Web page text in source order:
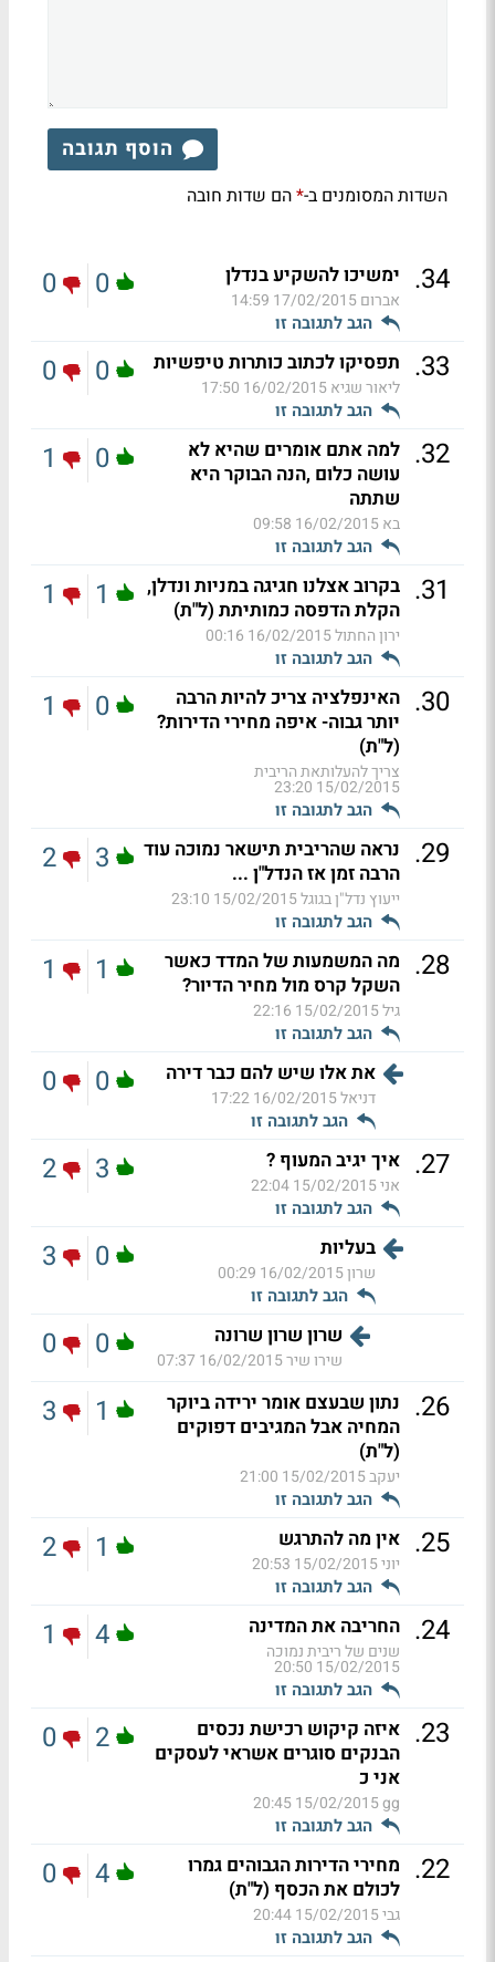
הוסף תגובה
השדות המסומנים ב-*הם שדות חובה
34
. ימשיכו להשקיע בנדלן
אברום17/02/2015 14:59
הגב לתגובה זו
0
0
33
. תפסיקו לכתוב כותרות טיפשיות
ליאור שגיא16/02/2015 17:50
הגב לתגובה זו
0
0
32
. למה אתם אומרים שהיא לא
עושה כלום ,הנה הבוקר היא
שתתה
בא16/02/2015 09:58
הגב לתגובה זו
0
1
31
. בקרוב אצלנו חגיגה במניות ונדלן,
הקלת הדפסה כמותיתת (ל"ת)
ירון החתול16/02/2015 00:16
הגב לתגובה זו
1
1
30
. האינפלציה צריכ להיות הרבה
יותר גבוה- איפה מחירי הדירות?
(ל"ת)
צריך להעלותאת הריבית
15/02/2015 23:20
הגב לתגובה זו
0
1
29
. נראה שהריבית תישאר נמוכה עוד
הרבה זמן אז הנדל"ן ...
ייעוץ נדל"ן בגוגל15/02/2015 23:10
הגב לתגובה זו
3
2
28
. מה המשמעות של המדד כאשר
השקל קרס מול מחיר הדיור?
גיל15/02/2015 22:16
הגב לתגובה זו
1
1
את אלו שיש להם כבר דירה
דניאל16/02/2015 17:22
הגב לתגובה זו
0
0
27
. איך יגיב המעוף ?
אני15/02/2015 22:04
הגב לתגובה זו
3
2
בעליות
שרון16/02/2015 00:29
הגב לתגובה זו
0
3
שרון שרון שרונה
שירו שיר16/02/2015 07:37
0
0
26
. נתון שבעצם אומר ירידה ביוקר
המחיה אבל המגיבים דפוקים
(ל"ת)
יעקב15/02/2015 21:00
הגב לתגובה זו
1
3
25
. אין מה להתרגש
יוני15/02/2015 20:53
הגב לתגובה זו
1
2
24
. החריבה את המדינה
שנים של ריבית נמוכה
15/02/2015 20:50
הגב לתגובה זו
4
1
23
. איזה קיקוש רכישת נכסים
הבנקים סוגרים אשראי לעסקים
אני כ
gg
15/02/2015 20:45
הגב לתגובה זו
2
0
22
. מחירי הדירות הגבוהים גמרו
לכולם את הכסף (ל"ת)
גבי15/02/2015 20:44
הגב לתגובה זו
4
0